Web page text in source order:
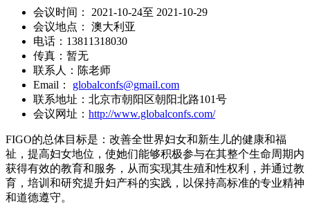
会议时间： 2021-10-24至 2021-10-29
会议地点： 澳大利亚
电话：13811318030
传真：暂无
联系人：陈老师
Email： globalconfs@gmail.com
联系地址：北京市朝阳区朝阳北路101号
会议网址： http://www.globalconfs.com/
FIGO的总体目标是：改善全世界妇女和新生儿的健康和福
祉，提高妇女地位，使她们能够积极参与在其整个生命周期内
获得有效的教育和服务，从而实现其生殖和性权利，并通过教
育，培训和研究提升妇产科的实践，以保持高标准的专业精神
和道德遵守。